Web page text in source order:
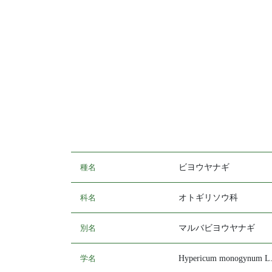
種名 ビヨウヤナギ
科名 オトギリソウ科
別名 マルバビヨウヤナギ
学名 Hypericum monogynum L.